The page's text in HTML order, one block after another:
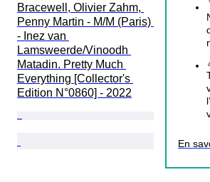
En
Bracewell, Olivier Zahm,
Penny Martin - M/M (Paris)
- Inez van
Lamsweerde/Vinoodh
Matadin. Pretty Much
Everything [Collector's
Edition N°0860] - 2022